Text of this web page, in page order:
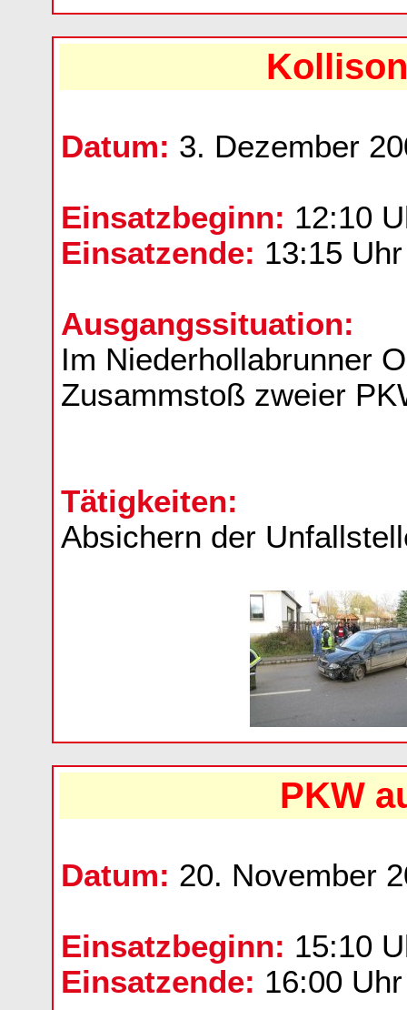
Datum: 3. Dezember
Einsatzbeginn: 12:10
Einsatzende: 13:15 Uhr
Ausgangssituation:
Im Niederhollabrunner
Zusammstoß zweier
Tätigkeiten:
Absichern der
PKW
Datum: 20. November
Einsatzbeginn: 15:10
Einsatzende: 16:00 Uhr